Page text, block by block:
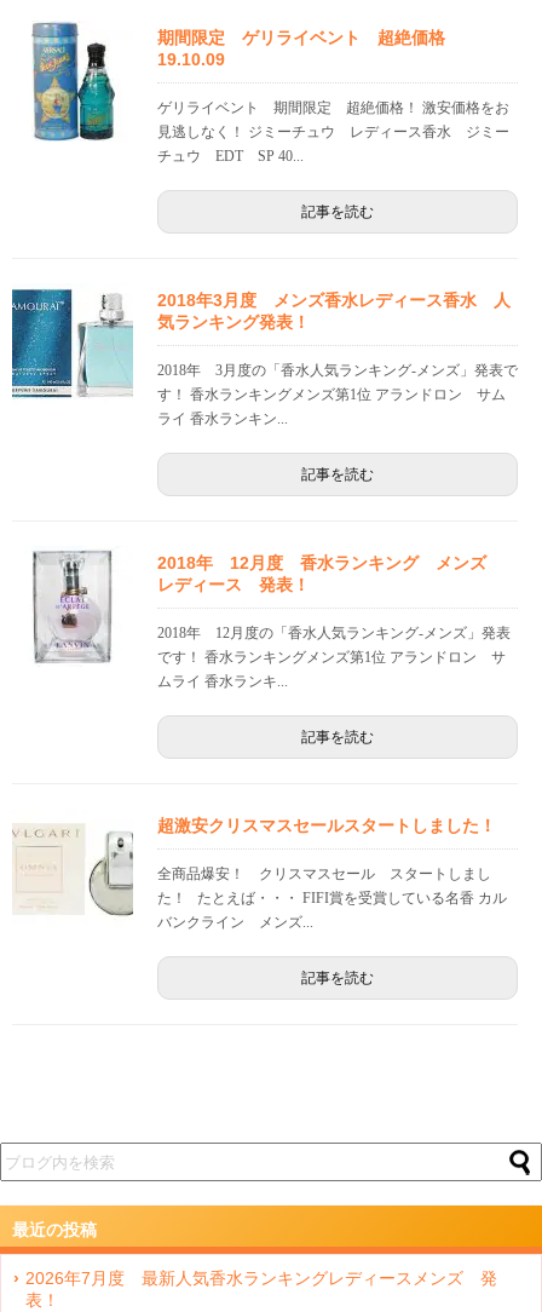
期間限定 ゲリライベント 超絶価格
19.10.09
ゲリライベント 期間限定 超絶価格！ 激安価格をお
見逃しなく！ ジミーチュウ レディース香水 ジミー
チュウ EDT SP 40...
記事を読む
2018年3月度 メンズ香水レディース香水 人
気ランキング発表！
2018年 3月度の「香水人気ランキング-メンズ」発表で
す！ 香水ランキングメンズ第1位 アランドロン サム
ライ 香水ランキン...
記事を読む
2018年 12月度 香水ランキング メンズ
レディース 発表！
2018年 12月度の「香水人気ランキング-メンズ」発表
です！ 香水ランキングメンズ第1位 アランドロン サ
ムライ 香水ランキ...
記事を読む
超激安クリスマスセールスタートしました！
全商品爆安！ クリスマスセール スタートしまし
た！ たとえば・・・ FIFI賞を受賞している名香 カル
バンクライン メンズ...
記事を読む
最近の投稿
2026年7月度 最新人気香水ランキングレディースメンズ 発
表！